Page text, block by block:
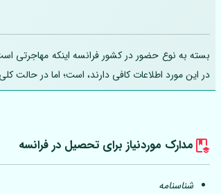
بسته به نوع حضور در کشور فرانسه اینکه مهاجرتی
در این مورد اطلاعات کافی دارند، است؛ اما در
مدارک موردنیاز برای تحصیل در فرانسه
شناسنامه